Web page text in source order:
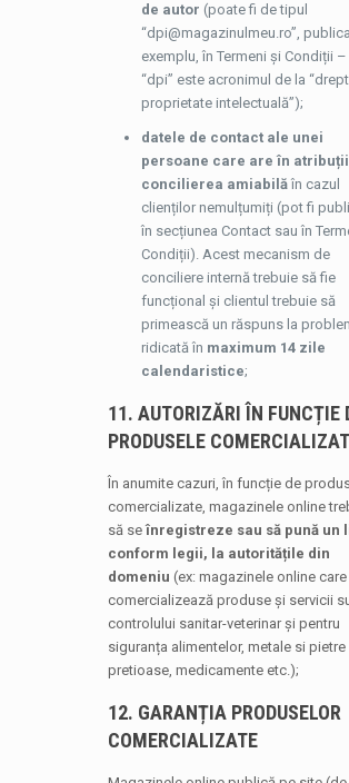
de autor (poate fi de tipul
“dpi@magazinulmeu.ro”,
exemplu, în Termeni și Condiții
“dpi” este acronimul de la
proprietate intelectuală”);
datele de contact ale unei
persoane care are în atribuții
concilierea amiabilăîn cazul
clienților nemulțumiți (pot fi
în secțiunea Contact sau în
Condiții). Acest mecanism de
conciliere internă trebuie să fie
funcțional și clientul trebuie să
primească un răspuns la
ridicată în maximum 14 zile
calendaristice;
11. AUTORIZĂRI ÎN FUNCȚIE
PRODUSELE
În anumite cazuri, în funcție de
comercializate, magazinele online
să seînregistreze sau să pună un
conform legii, la autoritățile din
domeniu (ex: magazinele online care
comercializează produse și servicii
controlului sanitar-veterinar și pentru
siguranța alimentelor, metale si pietre
pretioase, medicamente etc.);
12. GARANȚIA PRODUSELOR
COMERCIALIZATE